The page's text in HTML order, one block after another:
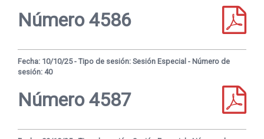
Número 4586
Fecha: 10/10/25 - Tipo de sesión: Sesión Especial - Número de
sesión: 40
Número 4587